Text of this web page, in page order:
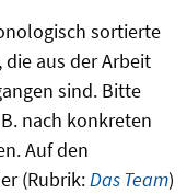
sortierte
aus der Arbeit
sind. Bitte
nach konkreten
Auf den
(Rubrik:Das Team)